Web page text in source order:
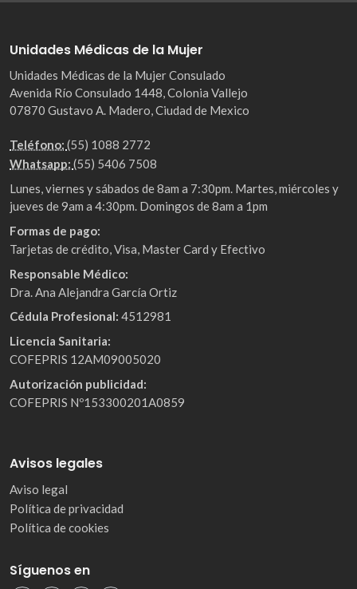
Unidades Médicas de la Mujer
Unidades Médicas de la Mujer Consulado
Avenida Río Consulado 1448, Colonia Vallejo
07870 Gustavo A. Madero, Ciudad de Mexico
Teléfono: (55) 1088 2772
Whatsapp: (55) 5406 7508
Lunes, viernes y sábados de 8am a 7:30pm. Martes, miércoles y
jueves de 9am a 4:30pm. Domingos de 8am a 1pm
Formas de pago:
Tarjetas de crédito, Visa, Master Card y Efectivo
Responsable Médico:
Dra. Ana Alejandra García Ortiz
Cédula Profesional: 4512981
Licencia Sanitaria:
COFEPRIS 12AM09005020
Autorización publicidad:
COFEPRIS Nº153300201A0859
Avisos legales
Aviso legal
Política de privacidad
Política de cookies
Síguenos en